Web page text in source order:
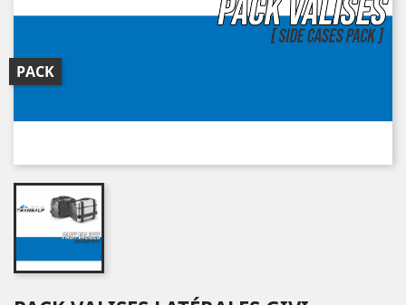
PACK